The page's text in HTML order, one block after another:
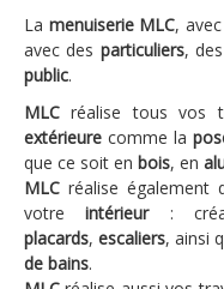
La menuiserie MLC,
avec des particuliers, des
public.
MLCréalise tous vos
extérieure comme la
que ce soit en bois, en
MLC réalise également
votreintérieur :
placards,escaliers, ainsi
de bains.